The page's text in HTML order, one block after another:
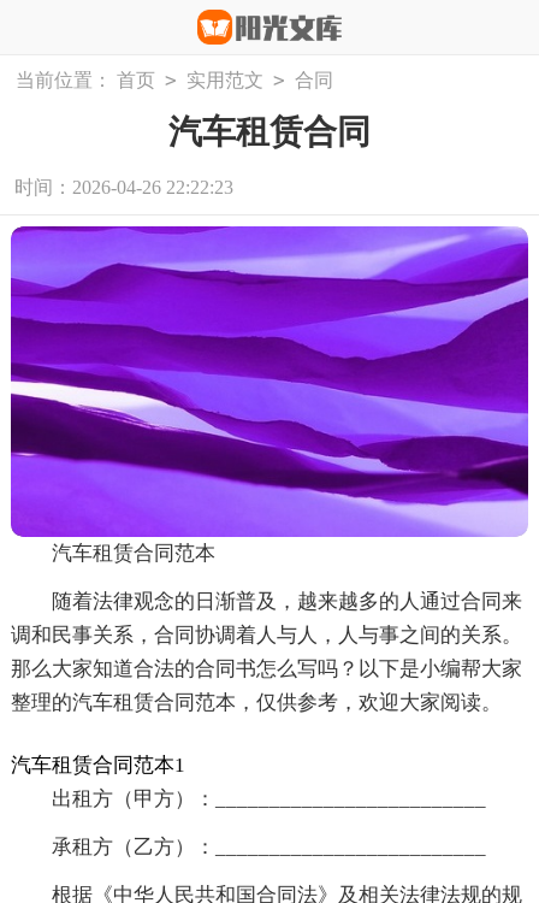
当前位置： 首页 > 实用范文 > 合同
汽车租赁合同
时间：2026-04-26 22:22:23
汽车租赁合同范本
随着法律观念的日渐普及，越来越多的人通过合同来
调和民事关系，合同协调着人与人，人与事之间的关系。
那么大家知道合法的合同书怎么写吗？以下是小编帮大家
整理的汽车租赁合同范本，仅供参考，欢迎大家阅读。
汽车租赁合同范本1
出租方（甲方）：_________________________
承租方（乙方）：_________________________
根据《中华人民共和国合同法》及相关法律法规的规